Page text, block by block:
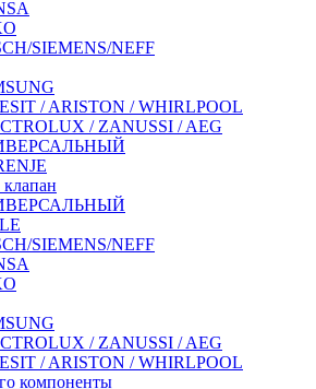
SIEMENS/NEFF
/ ARISTON / WHIRLPOOL
/ ZANUSSI / AEG
SIEMENS/NEFF
/ ZANUSSI / AEG
/ ARISTON / WHIRLPOOL
компоненты